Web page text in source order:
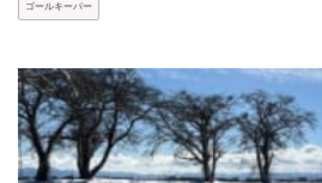
ゴールキーパー